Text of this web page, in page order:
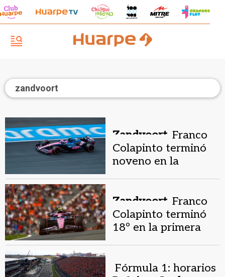
zandvoort
Zandvoort. Franco
Colapinto terminó
noveno en la
Zandvoort. Franco
Colapinto terminó
18º en la primera
Fórmula 1: horarios